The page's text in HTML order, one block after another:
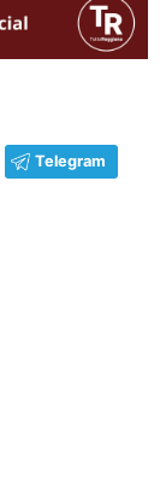
Telegram